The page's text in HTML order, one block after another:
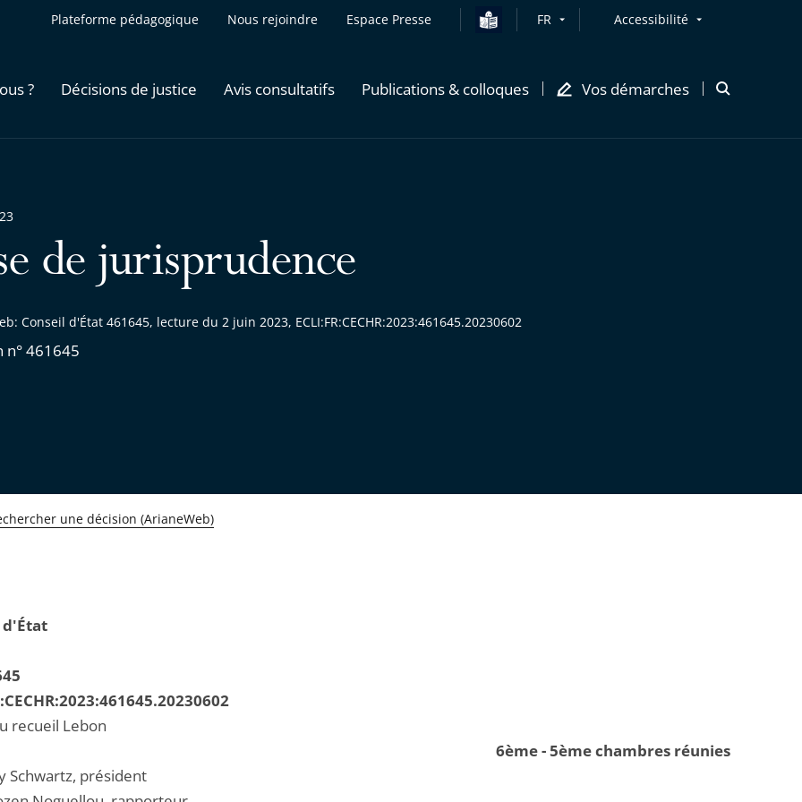
Plateforme pédagogique Nous rejoindre Espace Presse FR Accessibilité
? Décisions de justice Avis consultatifs Publications & colloques Vos démarches
Ouvrir
de jurisprudence
Conseil d'État 461645, lecture du 2 juin 2023, ECLI:FR:CECHR:2023:461645.20230602
n° 461645
une décision (ArianeWeb)
d'État
recueil Lebon
6ème - 5ème chambres réunies
Schwartz, président